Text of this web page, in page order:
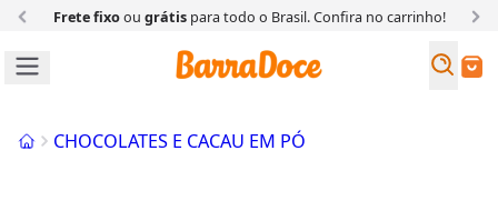
Frete fixoou grátispara todo o Brasil. Confira no carrinho!
Buscar
InícioCHOCOLATES E CACAU EM PÓ